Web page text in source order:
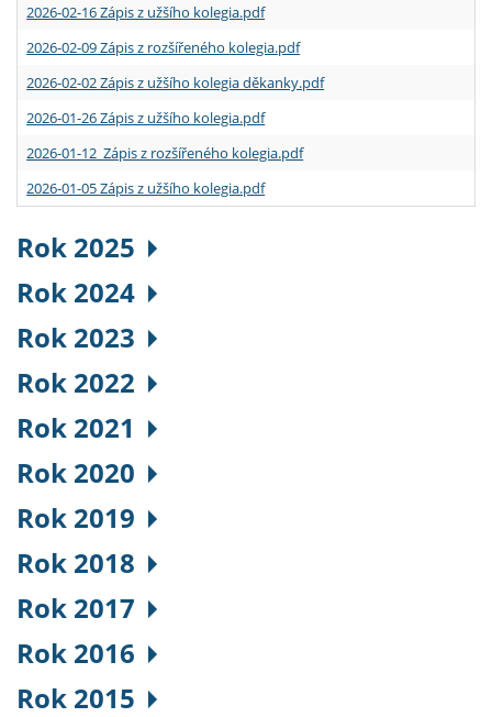
2026-02-16 Zápis z užšího kolegia.pdf
2026-02-09 Zápis z rozšířeného kolegia.pdf
2026-02-02 Zápis z užšího kolegia děkanky.pdf
2026-01-26 Zápis z užšího kolegia.pdf
2026-01-12 Zápis z rozšířeného kolegia.pdf
2026-01-05 Zápis z užšího kolegia.pdf
Rok 2025
Rok 2024
Rok 2023
Rok 2022
Rok 2021
Rok 2020
Rok 2019
Rok 2018
Rok 2017
Rok 2016
Rok 2015